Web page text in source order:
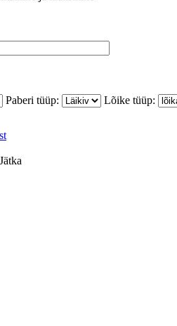
Paberi tüüp:
Lõike tüüp:
Jätka